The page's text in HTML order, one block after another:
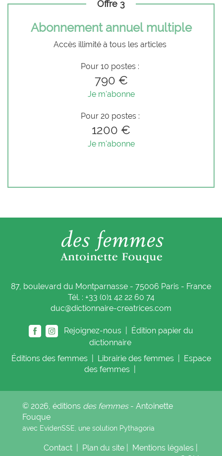
Offre 3
Abonnement annuel multiple
Accès illimité à tous les articles
Pour 10 postes :
790 €
Je m'abonne
Pour 20 postes :
1200 €
Je m'abonne
87, boulevard du Montparnasse - 75006 Paris - France
Tél. : +33 (0)1 42 22 60 74
duc@dictionnaire-creatrices.com
Rejoignez-nous |
Édition papier du
dictionnaire
Éditions des femmes Librairie des femmes
Espace
des femmes
© 2026, éditions des femmes- Antoinette
Fouque
avec EvidenSSE, une solution Pythagoria
Contact Plan du site Mentions légales